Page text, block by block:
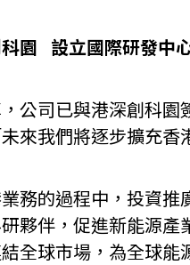
園 設立國際研發中
公司已與港深創科
來我們將逐步擴充香
務的過程中，投資
夥伴，促進新能源
全球市場，為全球能